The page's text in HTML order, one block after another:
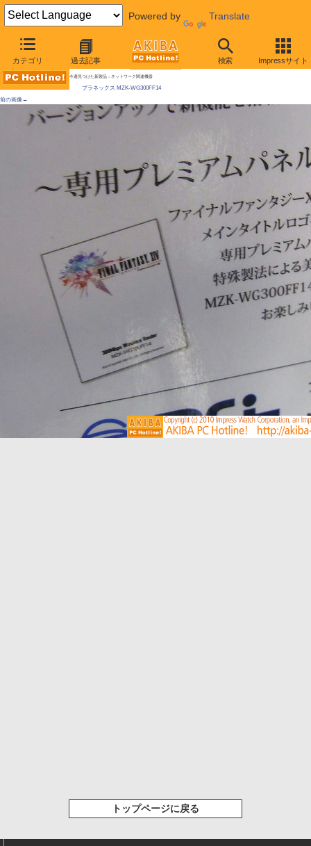
Powered by Translate
カテゴリ 過去記事 検索 Impressサイト
AKIBA PC Hotline! 2010年11月13日号
[拡大画像]「FF XIV向け」をうたうルータが発売に
今週見つけた新製品：ネットワーク関連機器
プラネックス MZK-WG300FF14
前の画像←
トップページに戻る